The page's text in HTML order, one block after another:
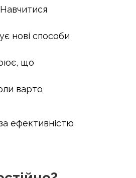
нові способи
що
варто
ефективністю